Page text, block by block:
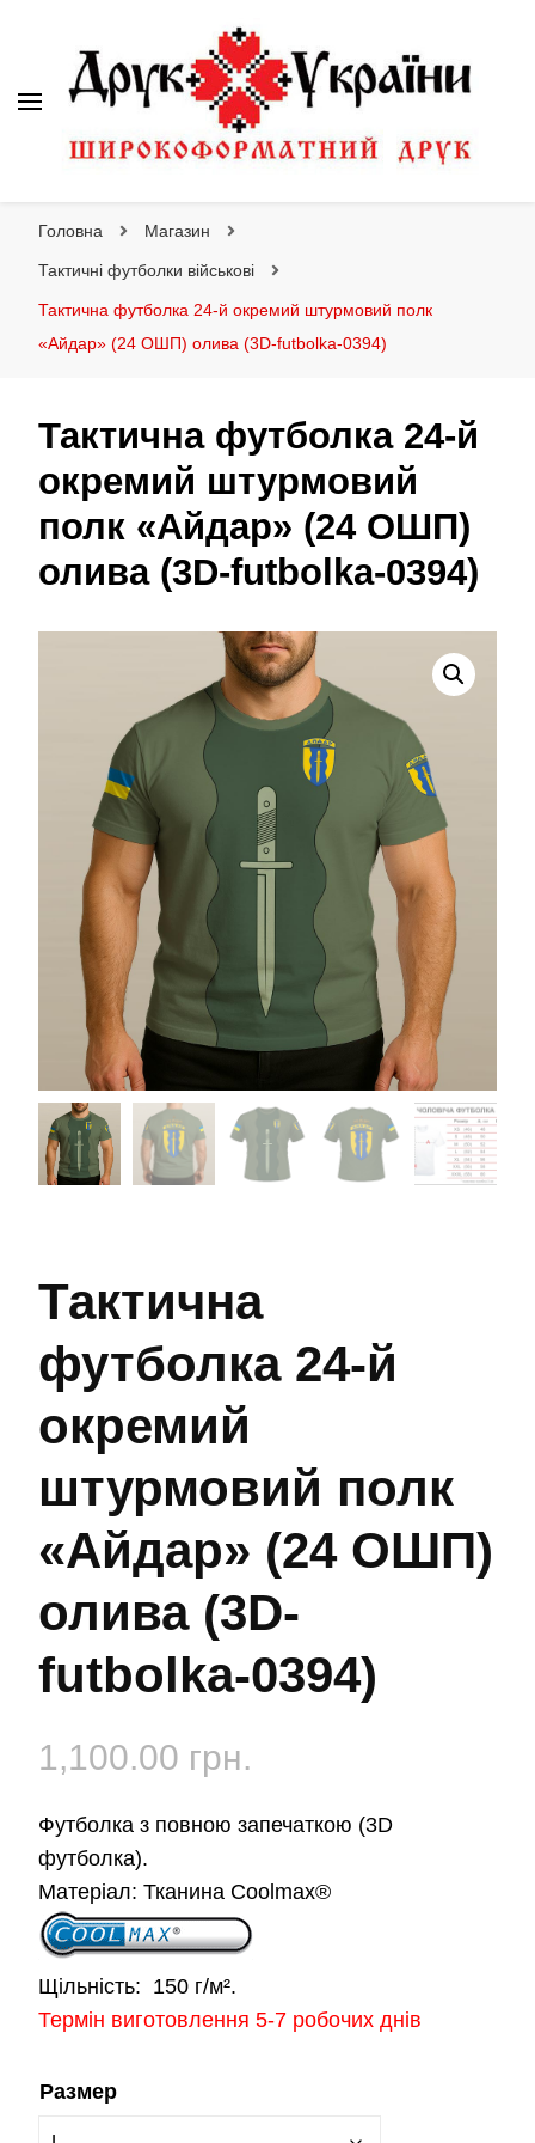
Головна Магазин
Тактичні футболки військові
Тактична футболка 24-й окремий штурмовий полк
«Айдар» (24 ОШП) олива (3D-futbolka-0394)
Тактична футболка 24-й
окремий штурмовий
полк «Айдар» (24 ОШП)
олива (3D-futbolka-0394)
Тактична
футболка 24-й
окремий
штурмовий полк
«Айдар» (24 ОШП)
олива (3D-
futbolka-0394)
1,100.00 грн.
Футболка з повною запечаткою (3D
футболка).
Матеріал: Тканина Coolmax®
Щільність: 150 г/м².
Термін виготовлення 5-7 робочих днів
Размер